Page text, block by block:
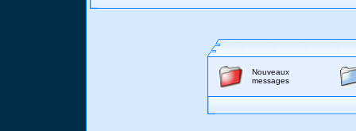
Nouveaux
messages